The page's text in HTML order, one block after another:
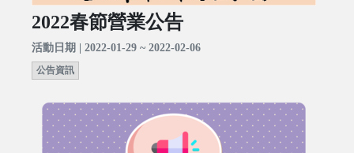
2022春節營業公告
活動日期 | 2022-01-29 ~ 2022-02-06
公告資訊